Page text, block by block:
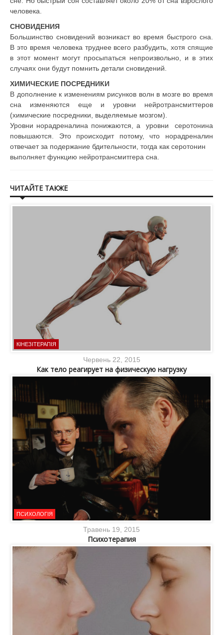
человека.
СНОВИДЕНИЯ
Большинство сновидений возникаст во время быстрого сна.
В это время человека труднее всего разбудить, хотя спящие
в этот момент могут просыпаться непроизвольно, и в этих
случаях они будут помнить детали сновидений.
ХИМИЧЕСКИЕ ПОСРЕДНИКИ
В дополнение к изменениям рисунков волн в мозге во время
сна изменяются еще и уровни нейротрансмиттеров
(химические посредники, выделяемые мозгом).
Уровни норадреналина понижаются, а уровни серотонина
повышаются. Это происходит потому, что норадреналин
отвечает за подержание бдительности, тогда как серотонин
выполняет функцию нейротрансмитгера сна.
ЧИТАЙТЕ ТАКЖЕ
КІНЕЗІТЕРАПІЯ
Червень 22, 2015
Как тело реагирует на физическую нагрузку
ПСИХОЛОГІЯ
Травень 19, 2015
Психотерапия